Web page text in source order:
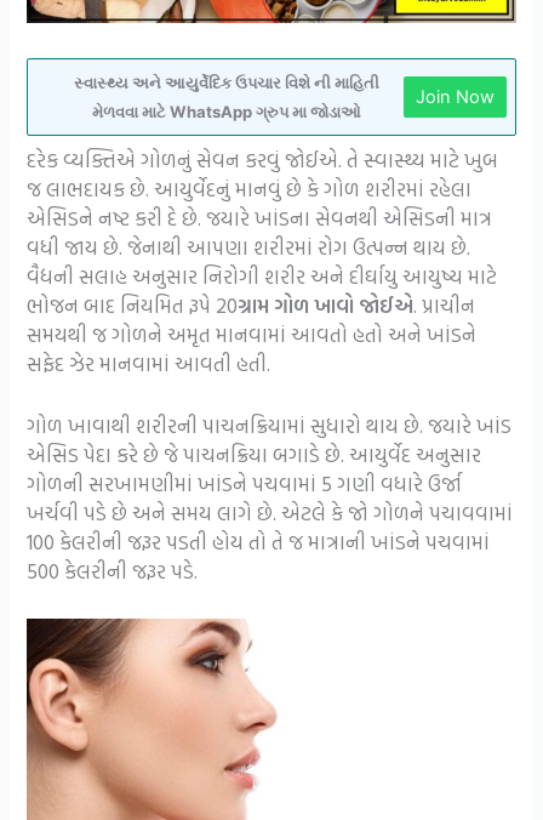
સ્વાસ્થ્ય અને આયુર્વેદિક ઉપચાર વિશે ની માહિતી
મેળવવા માટે WhatsApp ગ્રુપ મા જોડાઓ
Join Now
દરેક વ્યક્તિએ ગોળનું સેવન કરવું જોઈએ. તે સ્વાસ્થ્ય માટે ખુબ
જ લાભદાયક છે. આયુર્વેદનું માનવું છે કે ગોળ શરીરમાં રહેલા
એસિડને નષ્ટ કરી દે છે. જયારે ખાંડના સેવનથી એસિડની માત્ર
વધી જાય છે. જેનાથી આપણા શરીરમાં રોગ ઉત્પન્ન થાય છે.
વૈદ્યની સલાહ અનુસાર નિરોગી શરીર અને દીર્ઘાયુ આયુષ્ય માટે
ભોજન બાદ નિયમિત રૂપે 20ગ્રામ ગોળ ખાવો જોઈએ. પ્રાચીન
સમયથી જ ગોળને અમૃત માનવામાં આવતો હતો અને ખાંડને
સફેદ ઝેર માનવામાં આવતી હતી.
ગોળ ખાવાથી શરીરની પાચનક્રિયામાં સુધારો થાય છે. જયારે ખાંડ
એસિડ પેદા કરે છે જે પાચનક્રિયા બગાડે છે. આયુર્વેદ અનુસાર
ગોળની સરખામણીમાં ખાંડને પચવામાં 5 ગણી વધારે ઉર્જા
ખર્ચવી પડે છે અને સમય લાગે છે. એટલે કે જો ગોળને પચાવવામાં
100 કેલરીની જરૂર પડતી હોય તો તે જ માત્રાની ખાંડને પચવામાં
500 કેલરીની જરૂર પડે.